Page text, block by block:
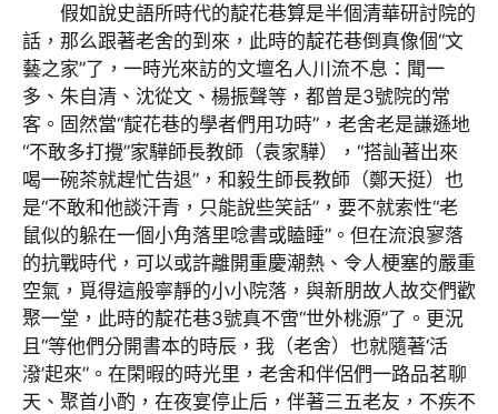
假如說史語所時代的靛花巷算是半個清華研討院的
話，那么跟著老舍的到來，此時的靛花巷倒真像個“文
藝之家”了，一時光來訪的文壇名人川流不息：聞一
多、朱自清、沈從文、楊振聲等，都曾是3號院的常
客。固然當“靛花巷的學者們用功時”，老舍老是謙遜地
“不敢多打攪”家驊師長教師（袁家驊），“搭訕著出來
喝一碗茶就趕忙告退”，和毅生師長教師（鄭天挺）也
是“不敢和他談汗青，只能說些笑話”，要不就索性“老
鼠似的躲在一個小角落里唸書或瞌睡”。但在流浪寥落
的抗戰時代，可以或許離開重慶潮熱、令人梗塞的嚴重
空氣，覓得這般寧靜的小小院落，與新朋故人故交們歡
聚一堂，此時的靛花巷3號真不啻“世外桃源”了。更況
且“等他們分開書本的時辰，我（老舍）也就隨著‘活
潑’起來”。在閑暇的時光里，老舍和伴侶們一路品茗聊
天、聚首小酌，在夜宴停止后，伴著三五老友，不疾不